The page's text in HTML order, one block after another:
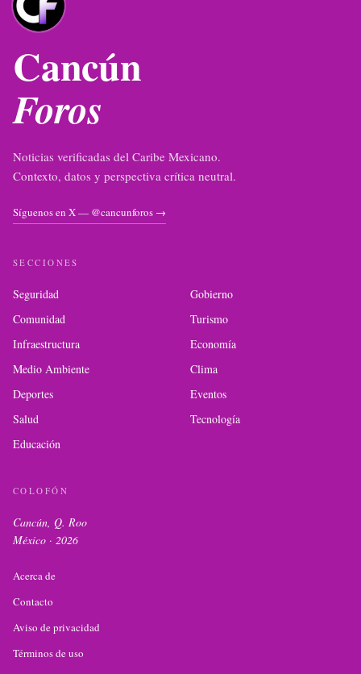
Cancún
Foros
Noticias verificadas del Caribe Mexicano.
Contexto, datos y perspectiva crítica neutral.
Síguenos en X — @cancunforos →
SECCIONES
Seguridad
Gobierno
Comunidad
Turismo
Infraestructura
Economía
Medio Ambiente
Clima
Deportes
Eventos
Salud
Tecnología
Educación
COLOFÓN
Cancún, Q. Roo
México · 2026
Acerca de
Contacto
Aviso de privacidad
Términos de uso